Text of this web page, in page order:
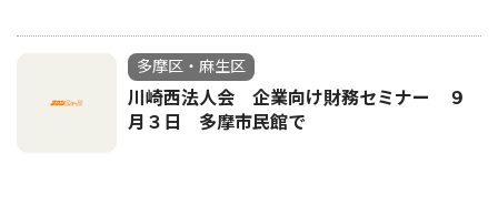
多摩区・麻生区
川崎西法人会 企業向け財務セミナー ９
月３日 多摩市民館で